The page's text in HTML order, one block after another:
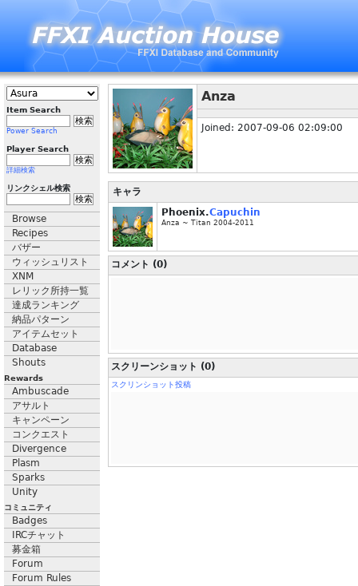
Item Search
Power Search
Player Search
詳細検索
リンクシェル検索
Browse
Recipes
バザー
ウィッシュリスト
XNM
レリック所持一覧
達成ランキング
納品パターン
アイテムセット
Database
Shouts
Rewards
Ambuscade
アサルト
キャンペーン
コンクエスト
Divergence
Plasm
Sparks
Unity
コミュニティ
Badges
IRCチャット
募金箱
Forum
Forum Rules
Anza
Joined: 2007-09-06 02:09:00
キャラ
Phoenix.Capuchin
Anza ~ Titan 2004-2011
コメント (0)
スクリーンショット (0)
スクリンショット投稿